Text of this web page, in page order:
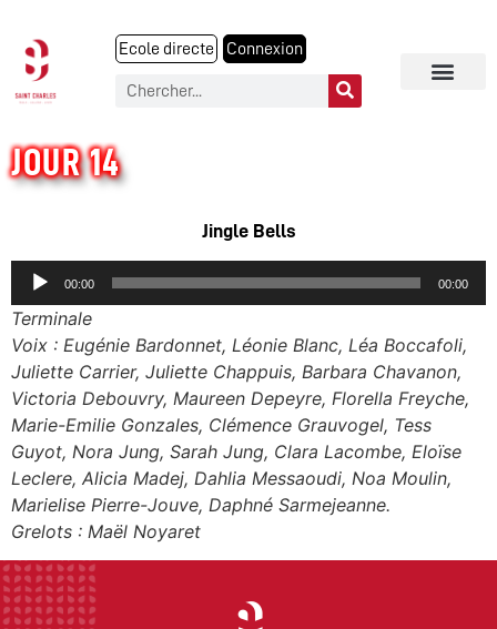
Ecole directe Connexion
JOUR 14
Jingle Bells
Audio
Player
00:00 00:00
Terminale
Voix : Eugénie Bardonnet, Léonie Blanc, Léa Boccafoli,
Juliette Carrier, Juliette Chappuis, Barbara Chavanon,
Victoria Debouvry, Maureen Depeyre, Florella Freyche,
Marie-Emilie Gonzales, Clémence Grauvogel, Tess
Guyot, Nora Jung, Sarah Jung, Clara Lacombe, Eloïse
Leclere, Alicia Madej, Dahlia Messaoudi, Noa Moulin,
Marielise Pierre-Jouve, Daphné Sarmejeanne.
Grelots : Maël Noyaret